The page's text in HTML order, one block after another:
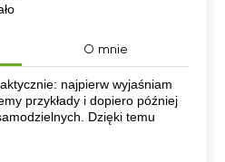
O mnie
najpierw wyjaśniam
przykłady i dopiero później
Dzięki temu